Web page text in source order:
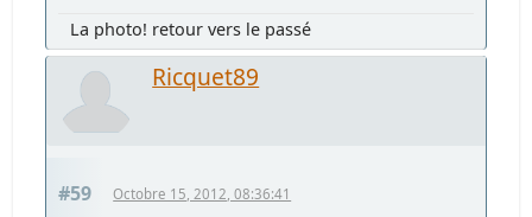
La photo! retour vers le passé
Ricquet89
#59 Octobre 15, 2012, 08:36:41